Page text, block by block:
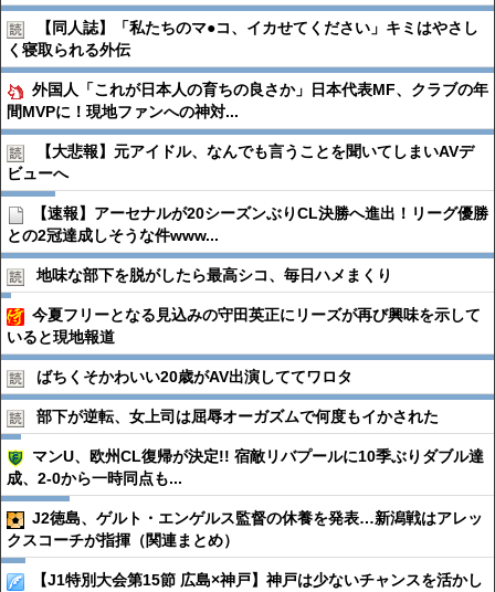
【同人誌】「私たちのマ●︎コ、イカせてください」キミはやさし
く寝取られる外伝
外国人「これが日本人の育ちの良さか」日本代表MF、クラブの年
間MVPに！現地ファンへの神対...
【大悲報】元アイドル、なんでも言うことを聞いてしまいAVデ
ビューへ
【速報】アーセナルが20シーズンぶりCL決勝へ進出！リーグ優勝
との2冠達成しそうな件www...
地味な部下を脱がしたら最高シコ、毎日ハメまくり
今夏フリーとなる見込みの守田英正にリーズが再び興味を示して
いると現地報道
ばちくそかわいい20歳がAV出演しててワロタ
部下が逆転、女上司は屈辱オーガズムで何度もイかされた
マンU、欧州CL復帰が決定!! 宿敵リバプールに10季ぶりダブル達
成、2-0から一時同点も...
J2徳島、ゲルト・エンゲルス監督の休養を発表…新潟戦はアレッ
クスコーチが指揮（関連まとめ）
【J1特別大会第15節 広島×神戸】神戸は少ないチャンスを活かし